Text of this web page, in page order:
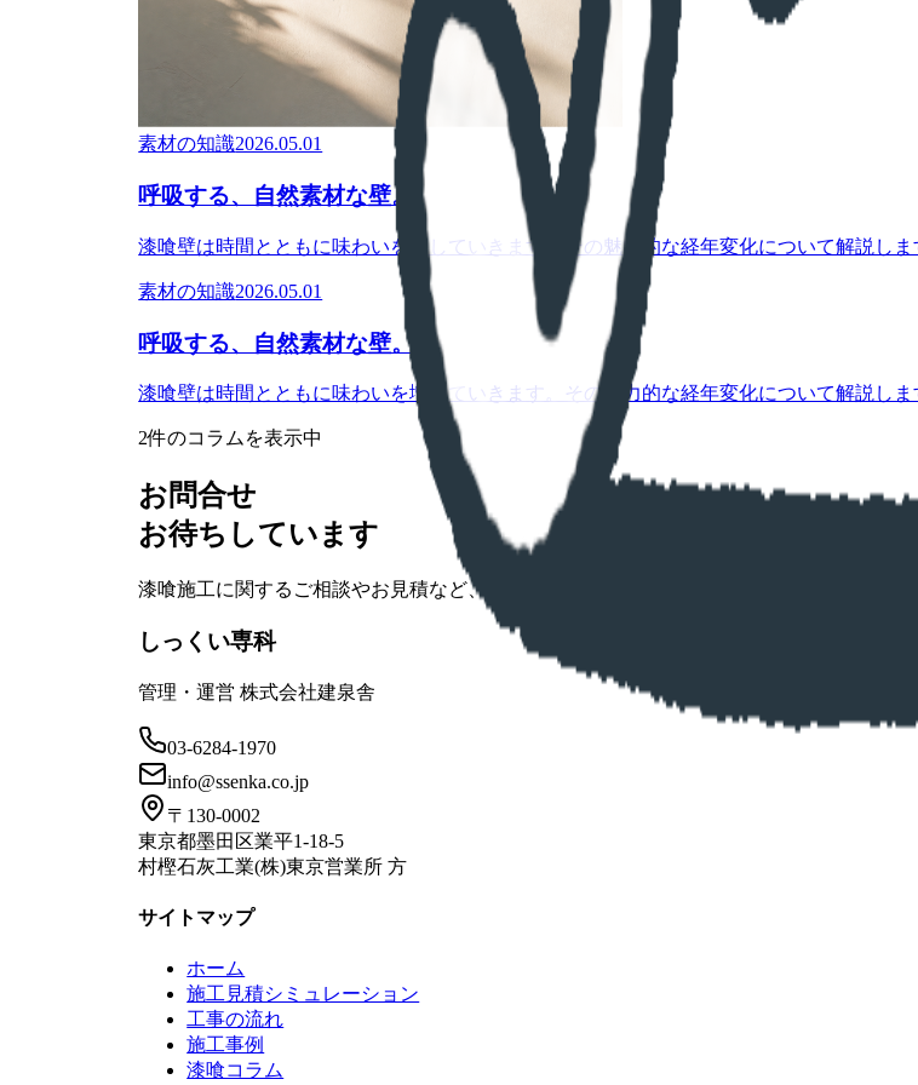
素材の知識2026.05.01
呼吸する、自然素材な壁。
漆喰壁は時間とともに味わいを増していきます。その魅力的な経年変化について解説しま
素材の知識2026.05.01
呼吸する、自然素材な壁。
漆喰壁は時間とともに味わいを増していきます。その魅力的な経年変化について解説しま
2件のコラムを表示中
お問合せ
お待ちしています
漆喰施工に関するご相談やお見積など、お気軽にお問合せください
しっくい専科
管理・運営 株式会社建泉舎
03-6284-1970
info@ssenka.co.jp
〒130-0002
東京都墨田区業平1-18-5
村樫石灰工業(株)東京営業所 方
サイトマップ
ホーム
施工見積シミュレーション
工事の流れ
施工事例
漆喰コラム